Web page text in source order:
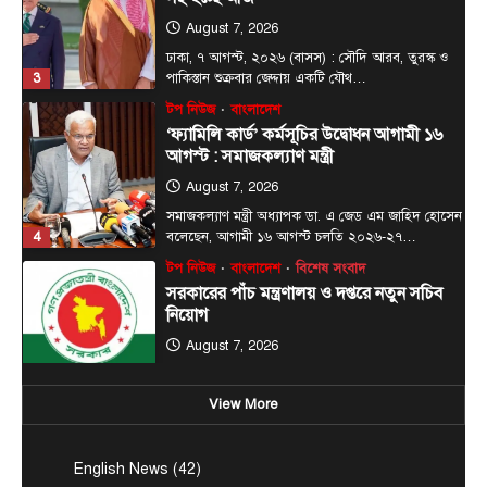
August 7, 2026
সমাজকল্যাণ মন্ত্রী অধ্যাপক ডা. এ জেড এম জাহিদ হোসেন
বলেছেন, আগামী ১৬ আগস্ট চলতি ২০২৬-২৭…
5
টপ নিউজ বাংলাদেশ বিশেষ সংবাদ
সরকারের পাঁচ মন্ত্রণালয় ও দপ্তরে নতুন সচিব
নিয়োগ
August 7, 2026
দেশের তিনটি মন্ত্রণালয় ও দুইটি দপ্তরে নতুন সচিব নিয়োগ
দিয়েছে সরকার। আজ (বৃহস্পতিবার) এ সংক্রান্ত…
টপ নিউজ বাংলাদেশ বিশেষ সংবাদ
চিকিৎসক সমাবেশের উদ্বোধন করলেন
প্রধানমন্ত্রী
August 8, 2026
ডক্টরস এসোসিয়েশন অব বাংলাদেশ (ড্যাব) এর ৩৭ তম
করেছেন প্রধানমন্ত্রী…
টপ নিউজ বাংলাদেশ বিশেষ সংবাদ
উজ্জীবিত
View More
English News (42)